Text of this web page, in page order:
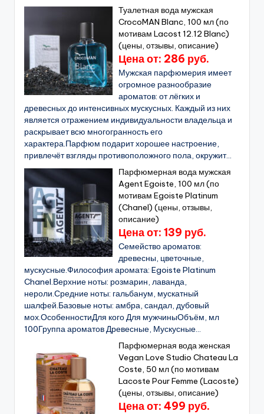
Туалетная вода мужская
CrocoMAN Blanc, 100 мл (по
мотивам Lacost 12.12 Blanc)
(цены, отзывы, описание)
Цена от: 286 руб.
Мужская парфюмерия имеет
огромное разнообразие
ароматов: от лёгких и
древесных до интенсивных мускусных. Каждый из них
является отражением индивидуальности владельца и
раскрывает всю многогранность его
характера.Парфюм подарит хорошее настроение,
привлечёт взгляды противоположного пола, окружит...
Парфюмерная вода мужская
Agent Egoiste, 100 мл (по
мотивам Egoiste Platinum
(Chanel) (цены, отзывы,
описание)
Цена от: 139 руб.
Cемейство ароматов:
древесны, цветочные,
мускусные.Философия аромата: Egoiste Platinum
Chanel.Верхние ноты: розмарин, лаванда,
нероли.Средние ноты: гальбанум, мускатный
шалфей.Базовые ноты: амбра, сандал, дубовый
мох.ОсобенностиДля кого Для мужчиныОбъём, мл
100Группа ароматов Древесные, Мускусные...
Парфюмерная вода женская
Vegan Love Studio Chateau La
Coste, 50 мл (по мотивам
Lacoste Pour Femme (Lacoste)
(цены, отзывы, описание)
Цена от: 499 руб.